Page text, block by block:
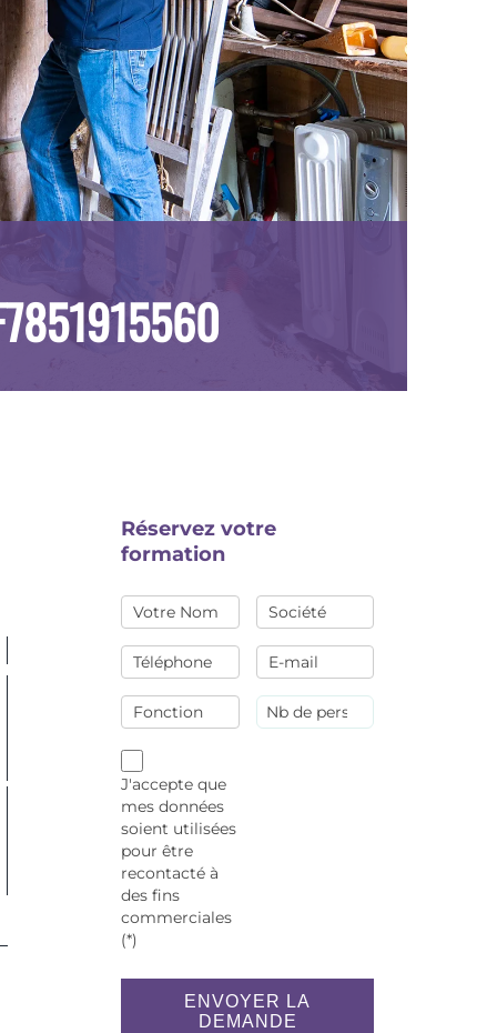
Réservez votre
formation
J'accepte que
mes données
soient utilisées
pour être
recontacté à
des fins
commerciales
(*)
ENVOYER LA
DEMANDE